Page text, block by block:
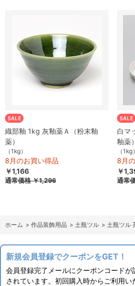
織部釉 1kg 灰釉薬Ａ（粉末釉
薬）
（1kg）
8月のお買い得品
￥1,166
通常価格￥1,296
白マ
釉薬）
（1kg）
8月
￥
通常
ホーム > 作品装飾用品 > 土瓶ツル > 土瓶ツル
新規会員登録でクーポンをGET！
会員登録完了メールにクーポンコードが
されています。初回購入時からご利用い